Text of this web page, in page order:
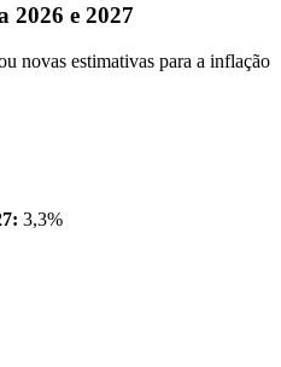
2026 e 2027
novas estimativas para a inflação
3,3%